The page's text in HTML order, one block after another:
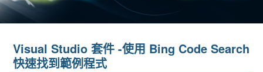
Visual Studio 套件 -使用 Bing Code Search
快速找到範例程式